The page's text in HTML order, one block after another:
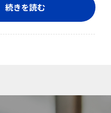
続きを読む